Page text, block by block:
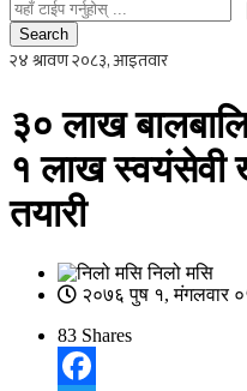
Search
३० लाख
१ लाख स्वयंसेवी
तयारी
निलो मसि
२०७६ पुष १, मंगलवार
83 Shares